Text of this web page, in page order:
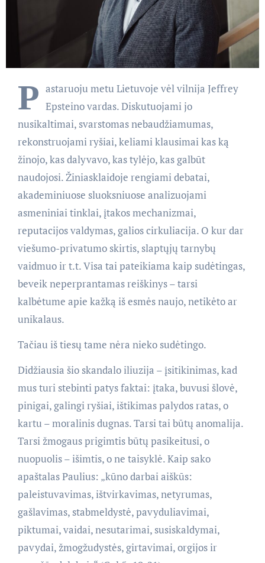
P astaruoju metu Lietuvoje vėl vilnija Jeffrey
Epsteino vardas. Diskutuojami jo
nusikaltimai, svarstomas nebaudžiamumas,
rekonstruojami ryšiai, keliami klausimai kas ką
žinojo, kas dalyvavo, kas tylėjo, kas galbūt
naudojosi. Žiniasklaidoje rengiami debatai,
akademiniuose sluoksniuose analizuojami
asmeniniai tinklai, įtakos mechanizmai,
reputacijos valdymas, galios cirkuliacija. O kur dar
viešumo-privatumo skirtis, slaptųjų tarnybų
vaidmuo ir t.t. Visa tai pateikiama kaip sudėtingas,
beveik neperprantamas reiškinys – tarsi
kalbėtume apie kažką iš esmės naujo, netikėto ar
unikalaus.
Tačiau iš tiesų tame nėra nieko sudėtingo.
Didžiausia šio skandalo iliuzija – įsitikinimas, kad
mus turi stebinti patys faktai: įtaka, buvusi šlovė,
pinigai, galingi ryšiai, ištikimas palydos ratas, o
kartu – moralinis dugnas. Tarsi tai būtų anomalija.
Tarsi žmogaus prigimtis būtų pasikeitusi, o
nuopuolis – išimtis, o ne taisyklė. Kaip sako
apaštalas Paulius: „kūno darbai aiškūs:
paleistuvavimas, ištvirkavimas, netyrumas,
gašlavimas, stabmeldystė, pavyduliavimai,
piktumai, vaidai, nesutarimai, susiskaldymai,
pavydai, žmogžudystės, girtavimai, orgijos ir